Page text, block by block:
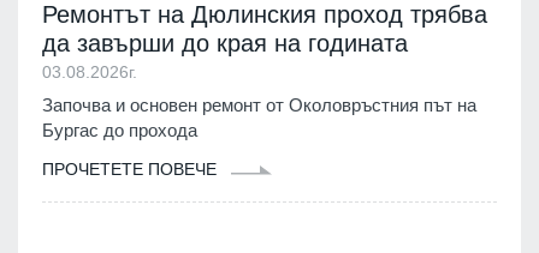
Ремонтът на Дюлинския проход трябва
да завърши до края на годината
03.08.2026г.
Започва и основен ремонт от Околовръстния път на
Бургас до прохода
ПРОЧЕТЕТЕ ПОВЕЧЕ